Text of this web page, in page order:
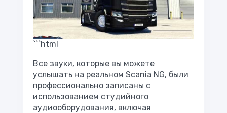
```html
Все звуки, которые вы можете
услышать на реальном Scania NG, были
профессионально записаны с
использованием студийного
аудиооборудования, включая